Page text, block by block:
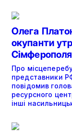
Олега
окупанти
Сімферополя
Про
представники
повідомив
ресурсного
інші